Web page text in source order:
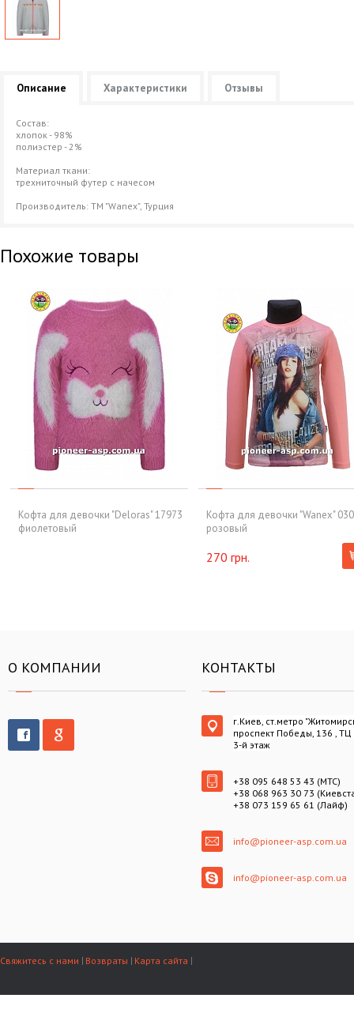
Описание Характеристики Отзывы
Cостав:
хлопок - 98%
полиэстер - 2%
Материал ткани:
трехниточный футер с начесом
Производитель: ТМ "Wanex", Турция
Похожие товары
Кофта для девочки "Deloras" 17973
фиолетовый
Кофта для девочки "Wanex"
розовый
270 грн.
О КОМПАНИИ КОНТАКТЫ
г.Киев, ст.метро
проспект Победы, 136 , ТЦ
3-й этаж
+38 095 648 53 43 (МТС)
+38 068 963 30 73
+38 073 159 65 61 (Лайф)
info@pioneer-asp.com.ua
info@pioneer-asp.com.ua
Свяжитесь с нами Возвраты Карта сайта